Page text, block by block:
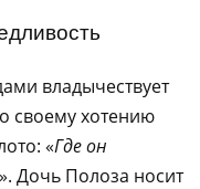
владычествует
своему хотению
«Где он
». Дочь Полоза носит